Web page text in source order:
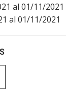
al 01/11/2021
al 01/11/2021